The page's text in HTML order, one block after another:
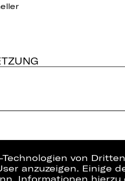
von
anzuzeigen. Einige
Informationen